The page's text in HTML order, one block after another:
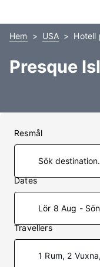
Hem USA Hotell
Presque
Resmål
Dates
Lör 8 Aug -
Travellers
1 Rum, 2